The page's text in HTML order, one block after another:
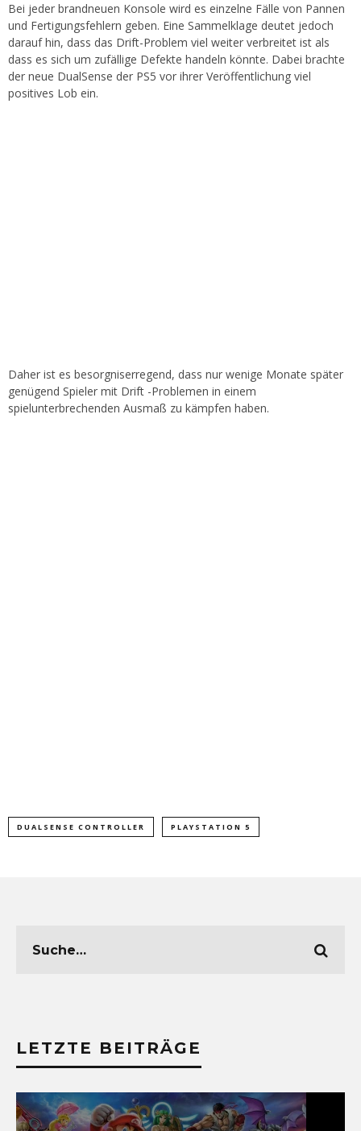
Bei jeder brandneuen Konsole wird es einzelne Fälle von Pannen
und Fertigungsfehlern geben. Eine Sammelklage deutet jedoch
darauf hin, dass das Drift-Problem viel weiter verbreitet ist als
dass es sich um zufällige Defekte handeln könnte. Dabei brachte
der neue DualSense der PS5 vor ihrer Veröffentlichung viel
positives Lob ein.
Daher ist es besorgniserregend, dass nur wenige Monate später
genügend Spieler mit Drift -Problemen in einem
spielunterbrechenden Ausmaß zu kämpfen haben.
DUALSENSE CONTROLLER PLAYSTATION 5
LETZTE BEITRÄGE